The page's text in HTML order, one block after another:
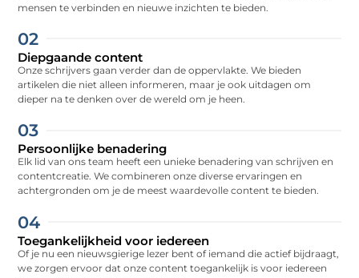
mensen te verbinden en nieuwe inzichten te bieden.
02
Diepgaande content
Onze schrijvers gaan verder dan de oppervlakte. We bieden
artikelen die niet alleen informeren, maar je ook uitdagen om
dieper na te denken over de wereld om je heen.
03
Persoonlijke benadering
Elk lid van ons team heeft een unieke benadering van schrijven en
contentcreatie. We combineren onze diverse ervaringen en
achtergronden om je de meest waardevolle content te bieden.
04
Toegankelijkheid voor iedereen
Of je nu een nieuwsgierige lezer bent of iemand die actief bijdraagt,
we zorgen ervoor dat onze content toegankelijk is voor iedereen